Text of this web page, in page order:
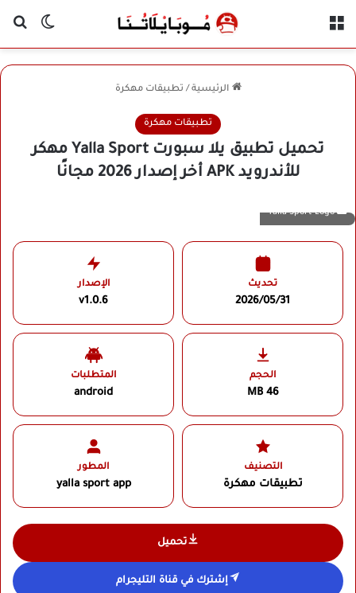
الوضع
الرئيسية / تطبيقات مهكرة
تطبيقات مهكرة
تحميل تطبيق يلا سبورت Yalla Sport مهكر
للأندرويد APK أخر إصدار 2026 مجانًا
Yalla Sport Logo
تحديث
2026/05/31
الإصدار
v1.0.6
الحجم
46 MB
المتطلبات
android
التصنيف
تطبيقات مهكرة
المطور
yalla sport app‏
تحميل
إشترك في قناة التليجرام